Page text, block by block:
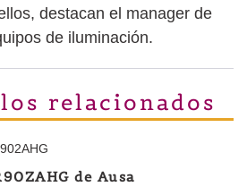
destacan el manager de
de iluminación.
relacionados
de Ausa